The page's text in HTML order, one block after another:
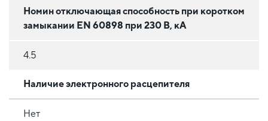
Номин отключающая способность при коротком
замыкании EN 60898 при 230 В, кА
4.5
Наличие электронного расцепителя
Нет